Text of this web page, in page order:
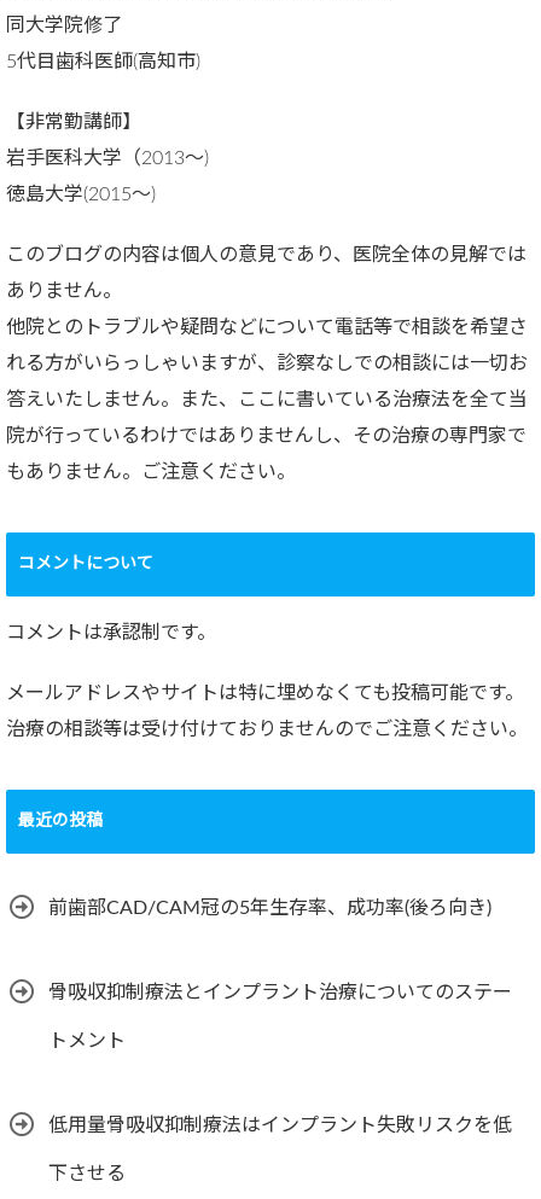
同大学院修了
5代目歯科医師(高知市)
【非常勤講師】
岩手医科大学（2013～)
徳島大学(2015～)
このブログの内容は個人の意見であり、医院全体の見解では
ありません。
他院とのトラブルや疑問などについて電話等で相談を希望さ
れる方がいらっしゃいますが、診察なしでの相談には一切お
答えいたしません。また、ここに書いている治療法を全て当
院が行っているわけではありませんし、その治療の専門家で
もありません。ご注意ください。
コメントについて
コメントは承認制です。
メールアドレスやサイトは特に埋めなくても投稿可能です。
治療の相談等は受け付けておりませんのでご注意ください。
最近の投稿
前歯部CAD/CAM冠の5年生存率、成功率(後ろ向き)
骨吸収抑制療法とインプラント治療についてのステー
トメント
低用量骨吸収抑制療法はインプラント失敗リスクを低
下させる